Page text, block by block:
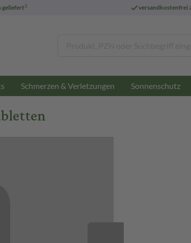
geliefert3 versandkostenfrei
Schmerzen & Verletzungen Sonnenschutz